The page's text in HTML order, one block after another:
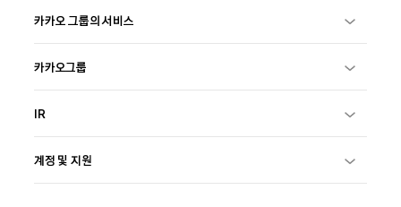
카카오 그룹의 서비스
카카오그룹
IR
계정 및 지원